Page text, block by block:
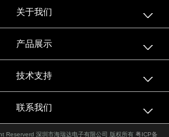
关于我们
产品展示
技术支持
联系我们
Reserverd 深圳市海瑞达电子有限公司 版权所有 粤ICP备